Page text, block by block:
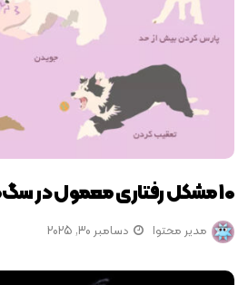
10 مشکل رفتاری معمول در سگ‌ها…
مدیر محتوا دسامبر 30, 2025